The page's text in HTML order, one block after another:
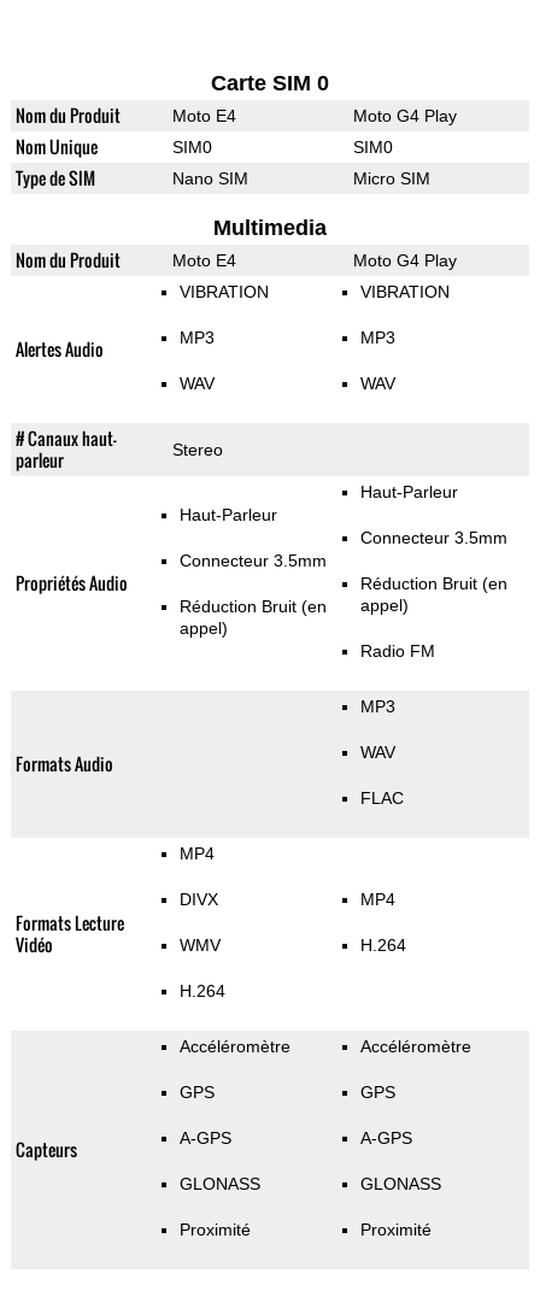
Carte SIM 0
Nom du Produit Moto E4 Moto G4 Play
Nom Unique SIM0 SIM0
Type de SIM Nano SIM Micro SIM
Multimedia
Nom du Produit Moto E4 Moto G4 Play
Alertes Audio
VIBRATION
MP3
WAV
VIBRATION
MP3
WAV
# Canaux haut-
parleur
Stereo
Propriétés Audio
Haut-Parleur
Connecteur 3.5mm
Réduction Bruit (en
appel)
Haut-Parleur
Connecteur 3.5mm
Réduction Bruit (en
appel)
Radio FM
Formats Audio
MP3
WAV
FLAC
Formats Lecture
Vidéo
MP4
DIVX
WMV
H.264
MP4
H.264
Capteurs
Accéléromètre
GPS
A-GPS
GLONASS
Proximité
Accéléromètre
GPS
A-GPS
GLONASS
Proximité